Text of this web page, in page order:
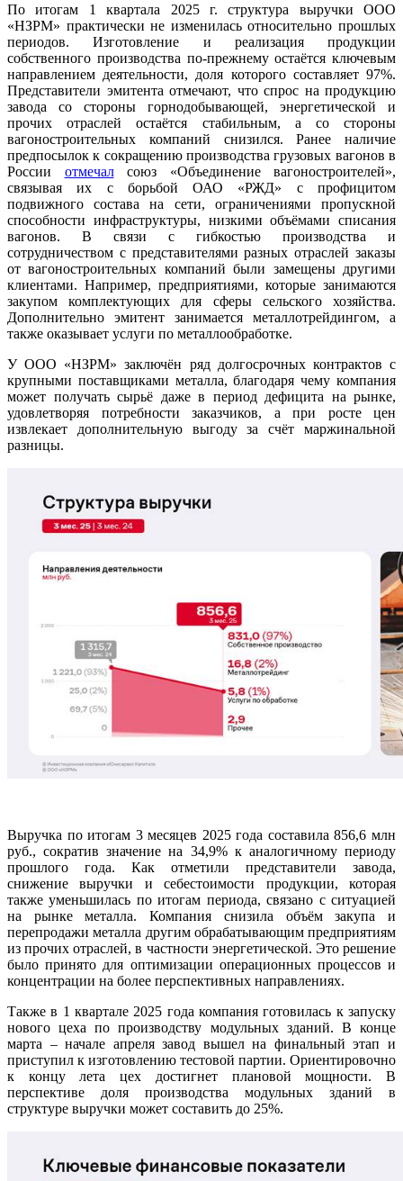
По итогам 1 квартала 2025 г. структура выручки ООО
«НЗРМ» практически не изменилась относительно прошлых
периодов. Изготовление и реализация продукции
собственного производства по-прежнему остаётся ключевым
направлением деятельности, доля которого составляет 97%.
Представители эмитента отмечают, что спрос на продукцию
завода со стороны горнодобывающей, энергетической и
прочих отраслей остаётся стабильным, а со стороны
вагоностроительных компаний снизился. Ранее наличие
предпосылок к сокращению производства грузовых вагонов в
России отмечалсоюз «Объединение вагоностроителей»,
связывая их с борьбой ОАО «РЖД» с профицитом
подвижного состава на сети, ограничениями пропускной
способности инфраструктуры, низкими объёмами списания
вагонов. В связи с гибкостью производства и
сотрудничеством с представителями разных отраслей заказы
от вагоностроительных компаний были замещены другими
клиентами. Например, предприятиями, которые занимаются
закупом комплектующих для сферы сельского хозяйства.
Дополнительно эмитент занимается металлотрейдингом, а
также оказывает услуги по металлообработке.
У ООО «НЗРМ» заключён ряд долгосрочных контрактов с
крупными поставщиками металла, благодаря чему компания
может получать сырьё даже в период дефицита на рынке,
удовлетворяя потребности заказчиков, а при росте цен
извлекает дополнительную выгоду за счёт маржинальной
разницы.
Выручка по итогам 3 месяцев 2025 года составила 856,6 млн
руб., сократив значение на 34,9% к аналогичному периоду
прошлого года. Как отметили представители завода,
снижение выручки и себестоимости продукции, которая
также уменьшилась по итогам периода, связано с ситуацией
на рынке металла. Компания снизила объём закупа и
перепродажи металла другим обрабатывающим предприятиям
из прочих отраслей, в частности энергетической. Это решение
было принято для оптимизации операционных процессов и
концентрации на более перспективных направлениях.
Также в 1 квартале 2025 года компания готовилась к запуску
нового цеха по производству модульных зданий. В конце
марта – начале апреля завод вышел на финальный этап и
приступил к изготовлению тестовой партии. Ориентировочно
к концу лета цех достигнет плановой мощности. В
перспективе доля производства модульных зданий в
структуре выручки может составить до 25%.